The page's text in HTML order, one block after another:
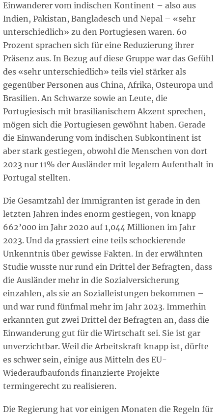
Einwanderer vom indischen Kontinent – also aus
Indien, Pakistan, Bangladesch und Nepal – «sehr
unterschiedlich» zu den Portugiesen waren. 60
Prozent sprachen sich für eine Reduzierung ihrer
Präsenz aus. In Bezug auf diese Gruppe war das Gefühl
des «sehr unterschiedlich» teils viel stärker als
gegenüber Personen aus China, Afrika, Osteuropa und
Brasilien. An Schwarze sowie an Leute, die
Portugiesisch mit brasilianischem Akzent sprechen,
mögen sich die Portugiesen gewöhnt haben. Gerade
die Einwanderung vom indischen Subkontinent ist
aber stark gestiegen, obwohl die Menschen von dort
2023 nur 11% der Ausländer mit legalem Aufenthalt in
Portugal stellten.
Die Gesamtzahl der Immigranten ist gerade in den
letzten Jahren indes enorm gestiegen, von knapp
662’000 im Jahr 2020 auf 1,044 Millionen im Jahr
2023. Und da grassiert eine teils schockierende
Unkenntnis über gewisse Fakten. In der erwähnten
Studie wusste nur rund ein Drittel der Befragten, dass
die Ausländer mehr in die Sozialversicherung
einzahlen, als sie an Sozialleistungen bekommen –
und war rund fünfmal mehr im Jahr 2023. Immerhin
erkannten gut zwei Drittel der Befragten an, dass die
Einwanderung gut für die Wirtschaft sei. Sie ist gar
unverzichtbar. Weil die Arbeitskraft knapp ist, dürfte
es schwer sein, einige aus Mitteln des EU-
Wiederaufbaufonds finanzierte Projekte
termingerecht zu realisieren.
Die Regierung hat vor einigen Monaten die Regeln für